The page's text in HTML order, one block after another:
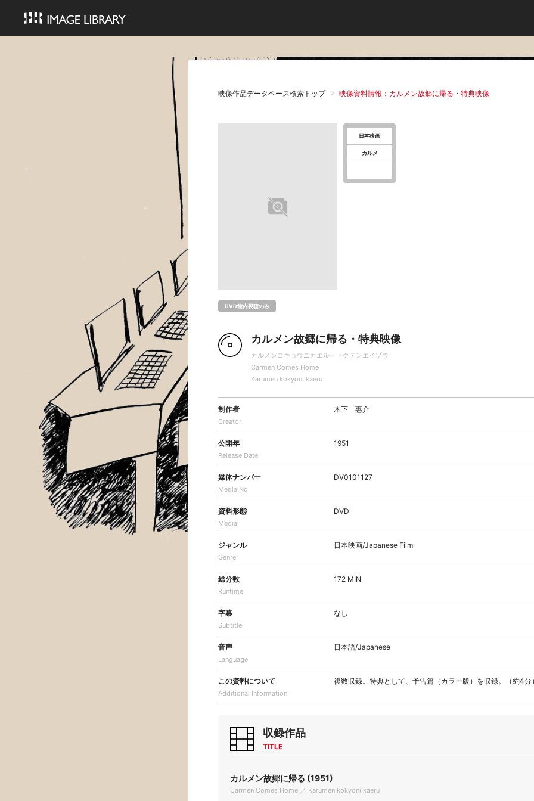
映像作品データベース検索トップ 映像資料情報：カルメン故郷に帰る・特典映像
DVD館内視聴のみ
日本映画
カルメ
カルメン故郷に帰る・特典映像
カルメンコキョウニカエル・トクテンエイゾウ
Carmen Comes Home
Karumen kokyoni kaeru
制作者
Creator
木下 惠介
公開年
Release Date
1951
媒体ナンバー
Media No
DV0101127
資料形態
Media
DVD
ジャンル
Genre
日本映画/Japanese Film
総分数
Runtime
172 MIN
字幕
Subtitle
なし
音声
Language
日本語/Japanese
この資料について
Additional Information
複数収録。特典として、予告篇（カラー版）を収録。（約4分
収録作品
TITLE
カルメン故郷に帰る (1951)
Carmen Comes Home ／ Karumen kokyoni kaeru